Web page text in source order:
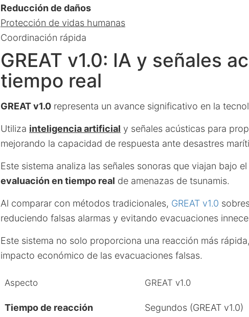
Reducción de daños
Protección de vidas humanas
Coordinación rápida
GREAT v1.0: IA y señales
tiempo real
GREAT v1.0 representa un avance significativo en la
Utiliza inteligencia artificial y señales acústicas para
mejorando la capacidad de respuesta ante desastres
Este sistema analiza las señales sonoras que viajan bajo
evaluación en tiempo real de amenazas de tsunamis.
Al comparar con métodos tradicionales, GREAT v1.0
reduciendo falsas alarmas y evitando evacuaciones
Este sistema no solo proporciona una reacción más
impacto económico de las evacuaciones falsas.
Aspecto GREAT v1.0
Tiempo de reacción Segundos (GREAT v1.0)